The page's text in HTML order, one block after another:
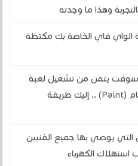
وهذا ما وجدته
فاي الخاصة بك مكتظة
يتمن من تشغيل لعبة
Doom الأصلية داخل برنامج الرسام (Paint) .. إليك طريقة
التي يوصي بها جميع الفنيين
الكهرباء